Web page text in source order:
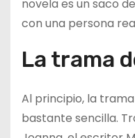
novela es un saco
con una persona
La trama
Al principio, la
bastante sencilla.